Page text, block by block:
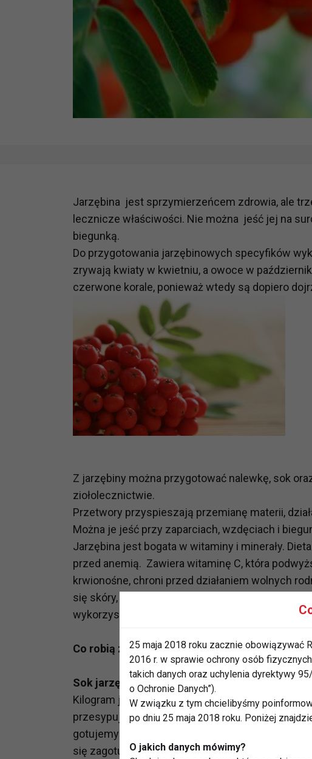
Jarzębina jest sprzymierzeńcem zdrowia, ale
lecznicze właściwości. Nie można jeść jej na
biegunką.
Do przygotowania jarzębinowych specyfików
zrywają kwiaty w kwietniu, a owoce w
czerwone korale, ponieważ wtedy są dopiero
Z jarzębiny można przygotować nalewkę, sok
ziołolecznictwie.
Przetwory przyspieszają przemianę materii,
Można je jeść przy zaparciach, wzdęciach i
Jarzębina jest bogata w witaminy i minerały.
przed anemią. Zawiera witaminę C, która
krwionośne, chroni przed działaniem wolnych
się skóry, a także zmniejsza ryzyko chorób
wykorzystywała ten surowiec także do
Co robią z niej zielarze?
Sok jarzębinowy
Kilogram jarzębiny myjemy i rozgniatamy w
przesypujemy rozgniecione owoce jarzębiny, a
gotujemy do pół godziny, mieszając od czasu do
się zagotuje, cedzimy ją i przelewamy do
25 maja 2018 roku zacznie obowiązywać
2016 r. w sprawie ochrony osób
takich danych oraz uchylenia dyrektywy 95/
o Ochronie Danych”).
W związku z tym chcielibyśmy
po dniu 25 maja 2018 roku. Poniżej
O jakich danych mówimy?